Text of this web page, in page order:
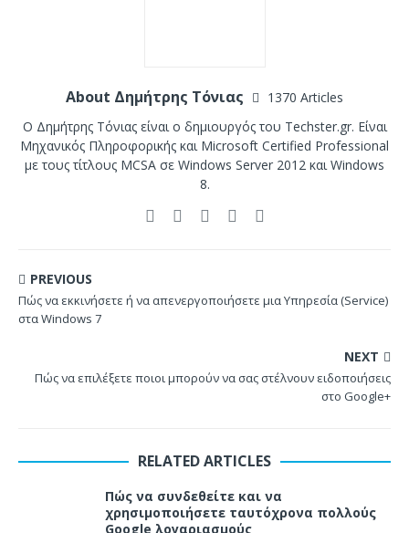
About Δημήτρης Τόνιας
1370 Articles
Ο Δημήτρης Τόνιας είναι ο δημιουργός του Techster.gr. Είναι
Μηχανικός Πληροφορικής και Microsoft Certified Professional
με τους τίτλους MCSA σε Windows Server 2012 και Windows
8.
PREVIOUS
Πώς να εκκινήσετε ή να απενεργοποιήσετε μια Υπηρεσία (Service)
στα Windows 7
NEXT
Πώς να επιλέξετε ποιοι μπορούν να σας στέλνουν ειδοποιήσεις
στο Google+
RELATED ARTICLES
Πώς να συνδεθείτε και να
χρησιμοποιήσετε ταυτόχρονα πολλούς
Google λογαριασμούς